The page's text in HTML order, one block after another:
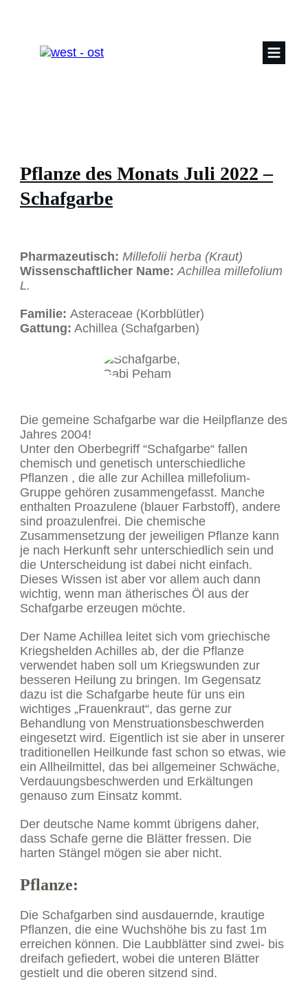
Pflanze des Monats Juli 2022 –
Schafgarbe
Pharmazeutisch: Millefolii herba (Kraut)
Wissenschaftlicher Name: Achillea millefolium
L.
Familie: Asteraceae (Korbblütler)
Gattung: Achillea (Schafgarben)
Die gemeine Schafgarbe war die Heilpflanze des
Jahres 2004!
Unter den Oberbegriff “Schafgarbe“ fallen
chemisch und genetisch unterschiedliche
Pflanzen , die alle zur Achillea millefolium-
Gruppe gehören zusammengefasst. Manche
enthalten Proazulene (blauer Farbstoff), andere
sind proazulenfrei. Die chemische
Zusammensetzung der jeweiligen Pflanze kann
je nach Herkunft sehr unterschiedlich sein und
die Unterscheidung ist dabei nicht einfach.
Dieses Wissen ist aber vor allem auch dann
wichtig, wenn man ätherisches Öl aus der
Schafgarbe erzeugen möchte.
Der Name Achillea leitet sich vom griechische
Kriegshelden Achilles ab, der die Pflanze
verwendet haben soll um Kriegswunden zur
besseren Heilung zu bringen. Im Gegensatz
dazu ist die Schafgarbe heute für uns ein
wichtiges „Frauenkraut“, das gerne zur
Behandlung von Menstruationsbeschwerden
eingesetzt wird. Eigentlich ist sie aber in unserer
traditionellen Heilkunde fast schon so etwas, wie
ein Allheilmittel, das bei allgemeiner Schwäche,
Verdauungsbeschwerden und Erkältungen
genauso zum Einsatz kommt.
Der deutsche Name kommt übrigens daher,
dass Schafe gerne die Blätter fressen. Die
harten Stängel mögen sie aber nicht.
Pflanze:
Die Schafgarben sind ausdauernde, krautige
Pflanzen, die eine Wuchshöhe bis zu fast 1m
erreichen können. Die Laubblätter sind zwei- bis
dreifach gefiedert, wobei die unteren Blätter
gestielt und die oberen sitzend sind.